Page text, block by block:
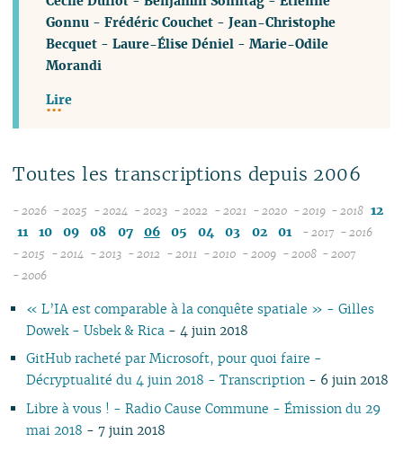
Gonnu -Frédéric Couchet -Jean-Christophe
Becquet -Laure-Élise Déniel -Marie-Odile
Morandi
Lire
Toutes les transcriptions depuis 2006
- 2026
08
04
03
02
01
- 2025
12
08
07
06
05
04
03
02
- 2024
12
08
07
06
05
03
02
- 2023
12
08
07
06
05
03
- 2022
12
08
07
06
05
03
- 2021
12
08
06
05
03
- 2020
08
06
05
03
- 2019
08
05
03
- 2018 12
11
10 09 08 07 06 05 04 03 02 01 - 2017
09
06
04
- 2016
06
04
- 2015
10
09
08
07
05
04
- 2014
10
09
08
07
04
03
- 2013
09
08
04
02
- 2012
09
08
07
06
03
- 2011
10
09
08
07
05
- 2010
10
09
08
07
05
- 2009 - 2008
10
- 2007
- 2006
« L’IA est comparable à la conquête spatiale » - Gilles
Dowek - Usbek & Rica- 4 juin 2018
GitHub racheté par Microsoft, pour quoi faire -
Décryptualité du 4 juin 2018 - Transcription- 6 juin 2018
Libre à vous ! - Radio Cause Commune - Émission du 29
mai 2018 - 7 juin 2018